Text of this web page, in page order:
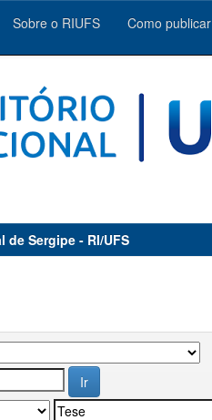
Sobre o RIUFS Como publicar
Sergipe - RI/UFS